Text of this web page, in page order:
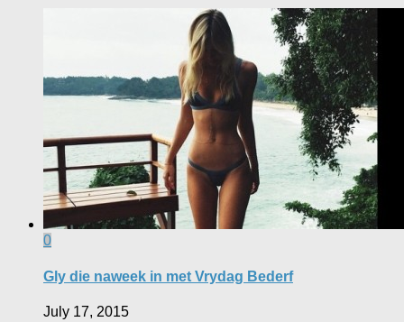
0
Gly die naweek in met Vrydag Bederf
July 17, 2015